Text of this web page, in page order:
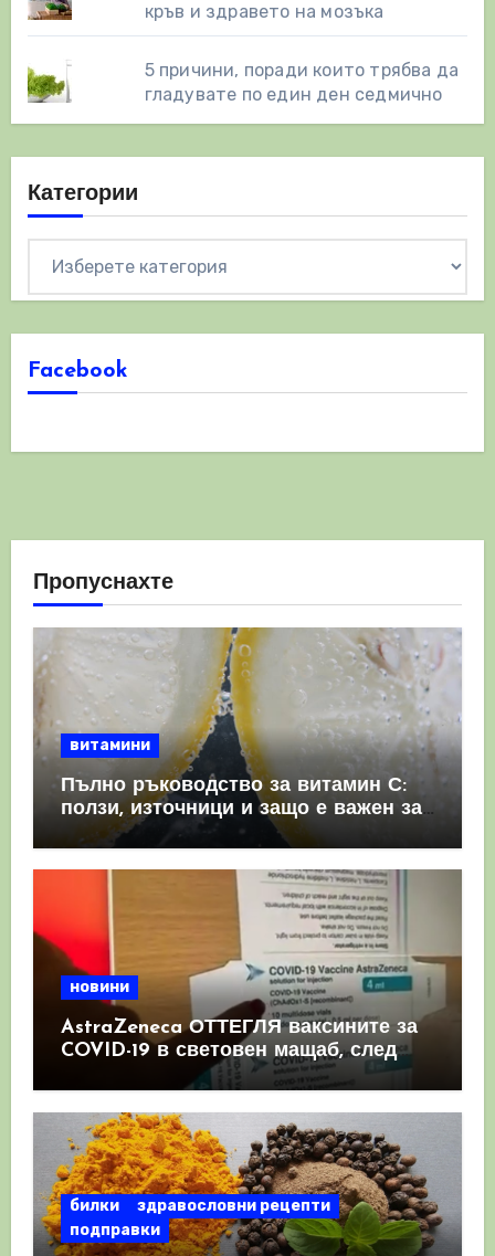
кръв и здравето на мозъка
5 причини, поради които трябва да
гладувате по един ден седмично
Категории
Facebook
Пропуснахте
витамини
Пълно ръководство за витамин С:
ползи, източници и защо е важен за
имунната система
новини
AstraZeneca ОТТЕГЛЯ ваксините за
COVID-19 в световен мащаб, след
като призна, че те причиняват
билки
здравословни рецепти
подправки